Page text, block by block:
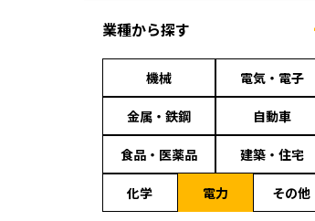
業種から探す
機械 電気・電子
金属・鉄鋼 自動車
食品・医薬品 建築・住宅
化学 電力 その他